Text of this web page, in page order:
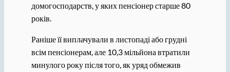
домогосподарств, у яких пенсіонер старше 80
років.
Раніше її виплачували в листопаді або грудні
всім пенсіонерам, але 10,3 мільйона втратили
минулого року після того, як уряд обмежив